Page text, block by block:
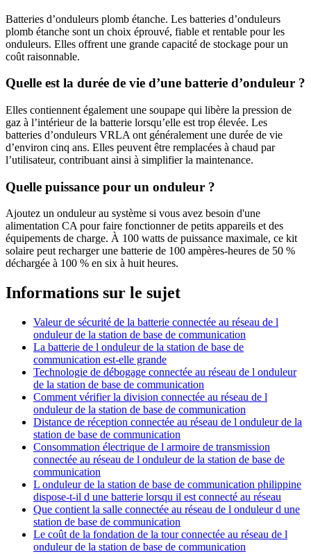
Batteries d’onduleurs plomb étanche. Les batteries d’onduleurs
plomb étanche sont un choix éprouvé, fiable et rentable pour les
onduleurs. Elles offrent une grande capacité de stockage pour un
coût raisonnable.
Quelle est la durée de vie d’une batterie d’onduleur ?
Elles contiennent également une soupape qui libère la pression de
gaz à l’intérieur de la batterie lorsqu’elle est trop élevée. Les
batteries d’onduleurs VRLA ont généralement une durée de vie
d’environ cinq ans. Elles peuvent être remplacées à chaud par
l’utilisateur, contribuant ainsi à simplifier la maintenance.
Quelle puissance pour un onduleur ?
Ajoutez un onduleur au système si vous avez besoin d'une
alimentation CA pour faire fonctionner de petits appareils et des
équipements de charge. À 100 watts de puissance maximale, ce kit
solaire peut recharger une batterie de 100 ampères-heures de 50 %
déchargée à 100 % en six à huit heures.
Informations sur le sujet
Valeur de sécurité de la batterie connectée au réseau de l
onduleur de la station de base de communication
La batterie de l onduleur de la station de base de
communication est-elle grande
Technologie de débogage connectée au réseau de l onduleur
de la station de base de communication
Comment vérifier la division connectée au réseau de l
onduleur de la station de base de communication
Distance de réception connectée au réseau de l onduleur de la
station de base de communication
Consommation électrique de l armoire de transmission
connectée au réseau de l onduleur de la station de base de
communication
L onduleur de la station de base de communication philippine
dispose-t-il d une batterie lorsqu il est connecté au réseau
Que contient la salle connectée au réseau de l onduleur d une
station de base de communication
Le coût de la fondation de la tour connectée au réseau de l
onduleur de la station de base de communication